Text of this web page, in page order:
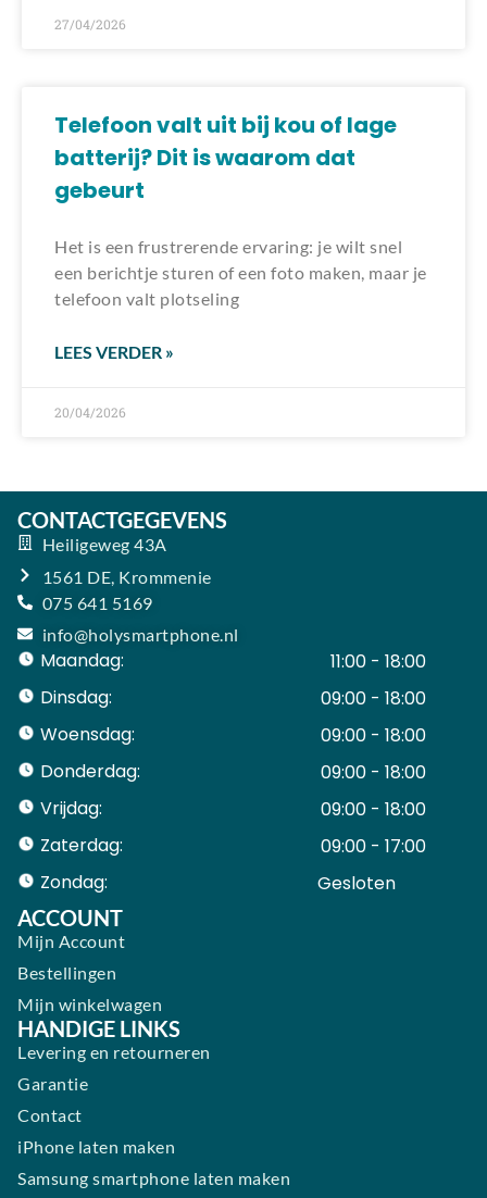
27/04/2026
Telefoon valt uit bij kou of lage
batterij? Dit is waarom dat
gebeurt
Het is een frustrerende ervaring: je wilt snel
een berichtje sturen of een foto maken, maar je
telefoon valt plotseling
LEES VERDER »
20/04/2026
CONTACTGEGEVENS
Heiligeweg 43A
1561 DE, Krommenie
075 641 5169
info@holysmartphone.nl
Maandag:
11:00 - 18:00
Dinsdag:
09:00 - 18:00
Woensdag:
09:00 - 18:00
Donderdag:
09:00 - 18:00
Vrijdag:
09:00 - 18:00
Zaterdag:
09:00 - 17:00
Zondag:
Gesloten ​ ​ ​ ​ ​ ​ ​
ACCOUNT
Mijn Account
Bestellingen
Mijn winkelwagen
HANDIGE LINKS
Levering en retourneren
Garantie
Contact
iPhone laten maken
Samsung smartphone laten maken